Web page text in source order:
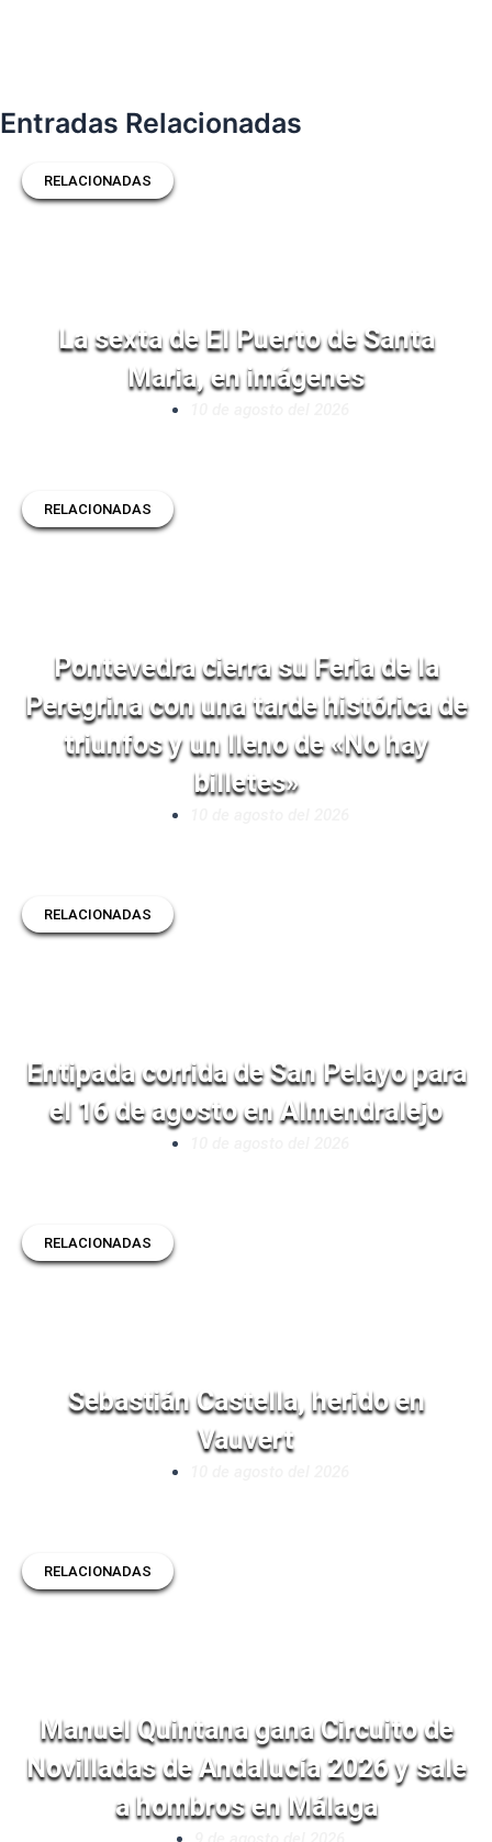
Entradas Relacionadas
RELACIONADAS
La sexta de El Puerto de Santa
Maria, en imágenes
RELACIONADAS
Pontevedra cierra su Feria de la
Peregrina con una tarde histórica de
triunfos y un lleno de «No hay
billetes»
RELACIONADAS
Entipada corrida de San Pelayo para
el 16 de agosto en Almendralejo
RELACIONADAS
Sebastián Castella, herido en
Vauvert
RELACIONADAS
Manuel Quintana gana Circuito de
Novilladas de Andalucía 2026 y sale
a hombros en Málaga